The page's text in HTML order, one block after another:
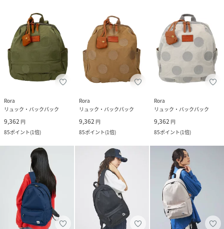
Rora
リュック・バックパック
9,362 円
85ポイント(1倍)
Rora
リュック・バックパック
9,362 円
85ポイント(1倍)
Rora
リュック・バックパック
9,362 円
85ポイント(1倍)